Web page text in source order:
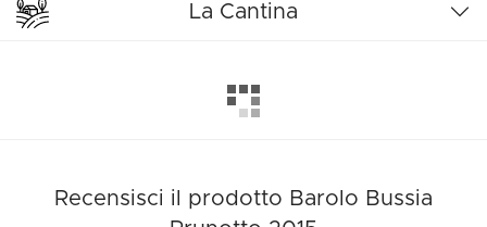
La Cantina
Recensisci il prodotto Barolo Bussia